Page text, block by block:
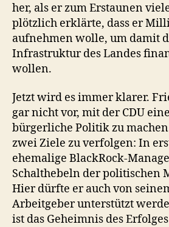
her, als er zum Erstaunen
plötzlich erklärte, dass er
aufnehmen wolle, um damit
Infrastruktur des Landes
wollen.
Jetzt wird es immer klarer.
gar nicht vor, mit der CDU
bürgerliche Politik zu
zwei Ziele zu verfolgen: In
ehemalige BlackRock-
Schalthebeln der politischen
Hier dürfte er auch von
Arbeitgeber unterstützt
ist das Geheimnis des